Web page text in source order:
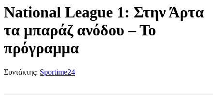
National League 1: Στην Άρτα
τα μπαράζ ανόδου – Το
πρόγραμμα
Συντάκτης: Sportime24